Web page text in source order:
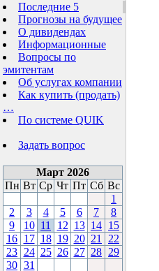
Последние 5
Прогнозы на будущее
О дивидендах
Информационные
Вопросы по
эмитентам
Об услугах компании
Как купить (продать)
…
По системе QUIK
Задать вопрос
Март 2026
Пн Вт Ср Чт Пт Сб Вс
1
2
3 4 5 6 7
8
9
10 11 12 13 14 15
16 17 18 19 20 21
22
23 24 25 26 27 28 29
30 31